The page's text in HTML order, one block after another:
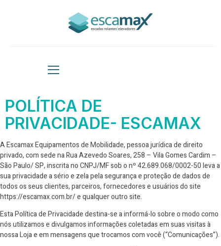
POLÍTICA DE
PRIVACIDADE- ESCAMAX
A Escamax Equipamentos de Mobilidade, pessoa jurídica de direito
privado, com sede na Rua Azevedo Soares, 258 – Vila Gomes Cardim –
São Paulo/ SP, inscrita no CNPJ/MF sob o nº 42.689.068/0002-50 leva a
sua privacidade a sério e zela pela segurança e proteção de dados de
todos os seus clientes, parceiros, fornecedores e usuários do site
https://escamax.com.br/ e qualquer outro site.
Esta Política de Privacidade destina-se a informá-lo sobre o modo como
nós utilizamos e divulgamos informações coletadas em suas visitas à
nossa Loja e em mensagens que trocamos com você (“Comunicações”).